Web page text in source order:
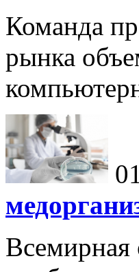
Команда
рынка
Всемирная